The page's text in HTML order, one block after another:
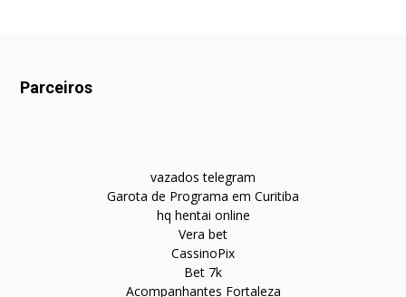
Parceiros
vazados telegram
Garota de Programa em Curitiba
hq hentai online
Vera bet
CassinoPix
Bet 7k
Acompanhantes Fortaleza